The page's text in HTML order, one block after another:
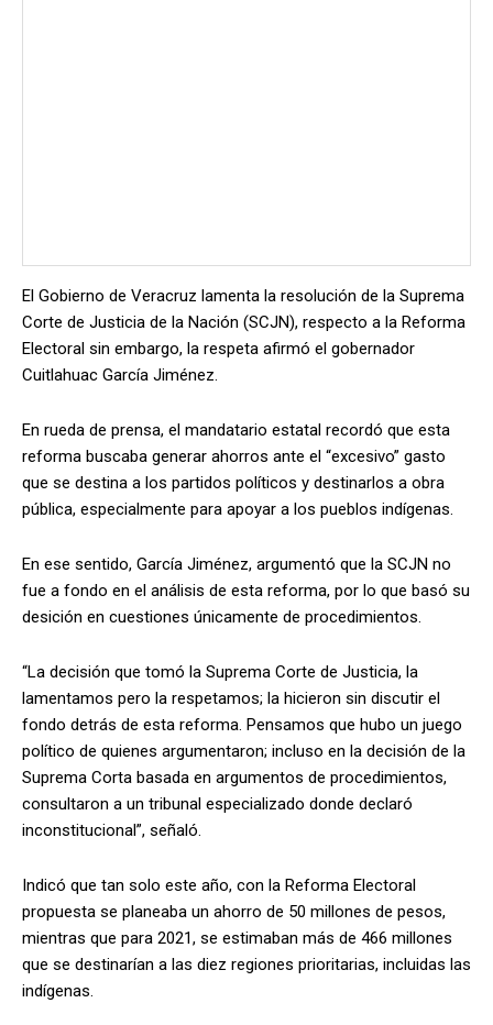
El Gobierno de Veracruz lamenta la resolución de la Suprema
Corte de Justicia de la Nación (SCJN), respecto a la Reforma
Electoral sin embargo, la respeta afirmó el gobernador
Cuitlahuac García Jiménez.
En rueda de prensa, el mandatario estatal recordó que esta
reforma buscaba generar ahorros ante el “excesivo” gasto
que se destina a los partidos políticos y destinarlos a obra
pública, especialmente para apoyar a los pueblos indígenas.
En ese sentido, García Jiménez, argumentó que la SCJN no
fue a fondo en el análisis de esta reforma, por lo que basó su
desición en cuestiones únicamente de procedimientos.
“La decisión que tomó la Suprema Corte de Justicia, la
lamentamos pero la respetamos; la hicieron sin discutir el
fondo detrás de esta reforma. Pensamos que hubo un juego
político de quienes argumentaron; incluso en la decisión de la
Suprema Corta basada en argumentos de procedimientos,
consultaron a un tribunal especializado donde declaró
inconstitucional”, señaló.
Indicó que tan solo este año, con la Reforma Electoral
propuesta se planeaba un ahorro de 50 millones de pesos,
mientras que para 2021, se estimaban más de 466 millones
que se destinarían a las diez regiones prioritarias, incluidas las
indígenas.